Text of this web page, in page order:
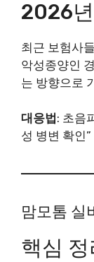
2026
최근 보험사
악성종양인
는 방향으로
대응법 : 초음
성 병변 확인
맘모톰 실
핵심 정